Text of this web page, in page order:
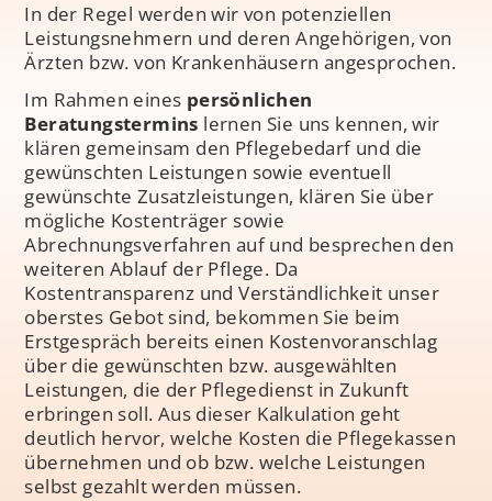
In der Regel werden wir von potenziellen
Leistungsnehmern und deren Angehörigen, von
Ärzten bzw. von Krankenhäusern angesprochen.
Im Rahmen eines persönlichen
Beratungstermins lernen Sie uns kennen, wir
klären gemeinsam den Pflegebedarf und die
gewünschten Leistungen sowie eventuell
gewünschte Zusatzleistungen, klären Sie über
mögliche Kostenträger sowie
Abrechnungsverfahren auf und besprechen den
weiteren Ablauf der Pflege. Da
Kostentransparenz und Verständlichkeit unser
oberstes Gebot sind, bekommen Sie beim
Erstgespräch bereits einen Kostenvoranschlag
über die gewünschten bzw. ausgewählten
Leistungen, die der Pflegedienst in Zukunft
erbringen soll. Aus dieser Kalkulation geht
deutlich hervor, welche Kosten die Pflegekassen
übernehmen und ob bzw. welche Leistungen
selbst gezahlt werden müssen.